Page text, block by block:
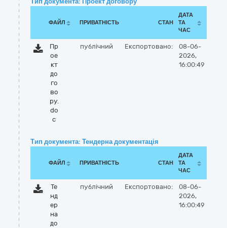
ФАЙЛ ПРИВАТНІСТЬ СТАН
ДАТА
ТА
ЧАС
Пр
ое
кт
до
го
во
ру.
do
c
публічний Експортовано:
08-06-
2026,
16:00:49
Тип документа: Тендерна документація
ФАЙЛ ПРИВАТНІСТЬ СТАН
ДАТА
ТА
ЧАС
Те
нд
ер
на
до
публічний Експортовано:
08-06-
2026,
16:00:49